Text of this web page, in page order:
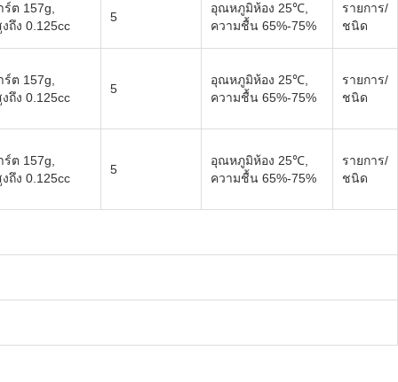
ต 157g,
ถึง 0.125cc
5
อุณหภูมิห้อง 25℃,
ความชื้น 65%-75%
รายการ/
ชนิด
ต 157g,
ถึง 0.125cc
5
อุณหภูมิห้อง 25℃,
ความชื้น 65%-75%
รายการ/
ชนิด
ต 157g,
ถึง 0.125cc
5
อุณหภูมิห้อง 25℃,
ความชื้น 65%-75%
รายการ/
ชนิด